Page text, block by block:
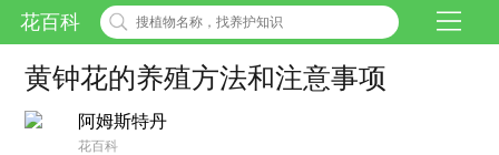
花百科
黄钟花的养殖方法和注意事项
阿姆斯特丹
花百科